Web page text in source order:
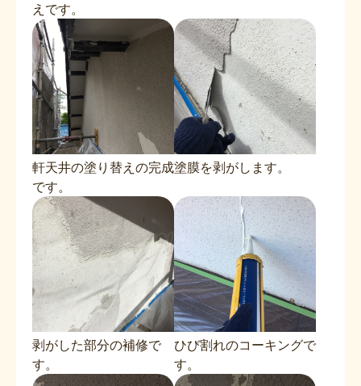
えです。
軒天井の塗り替えの完成
です。
塗膜を剥がします。
剥がした部分の補修で
す。
ひび割れのコーキングで
す。